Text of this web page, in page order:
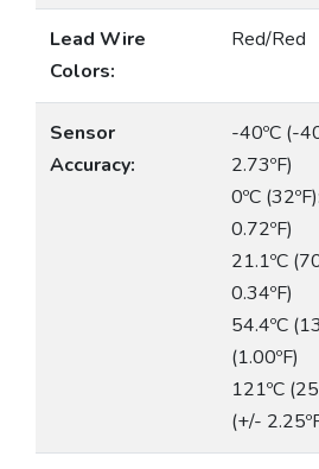
Lead Wire
Colors:
Red/Red
Sensor
Accuracy:
-40ºC (-
2.73ºF)
0ºC
0.72ºF)
21.1ºC
0.34ºF)
54.4ºC
(1.00ºF)
121ºC
(+/-